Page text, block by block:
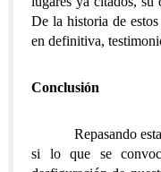
De la historia de
en definitiva,
Conclusión
Repasando estas
si lo que se